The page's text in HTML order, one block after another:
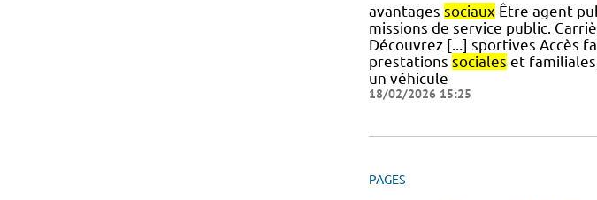
avantages sociaux Être agent
missions de service public.
Découvrez [...] sportives Accès
prestations sociales et
un véhicule
18/02/2026 15:25
PAGES